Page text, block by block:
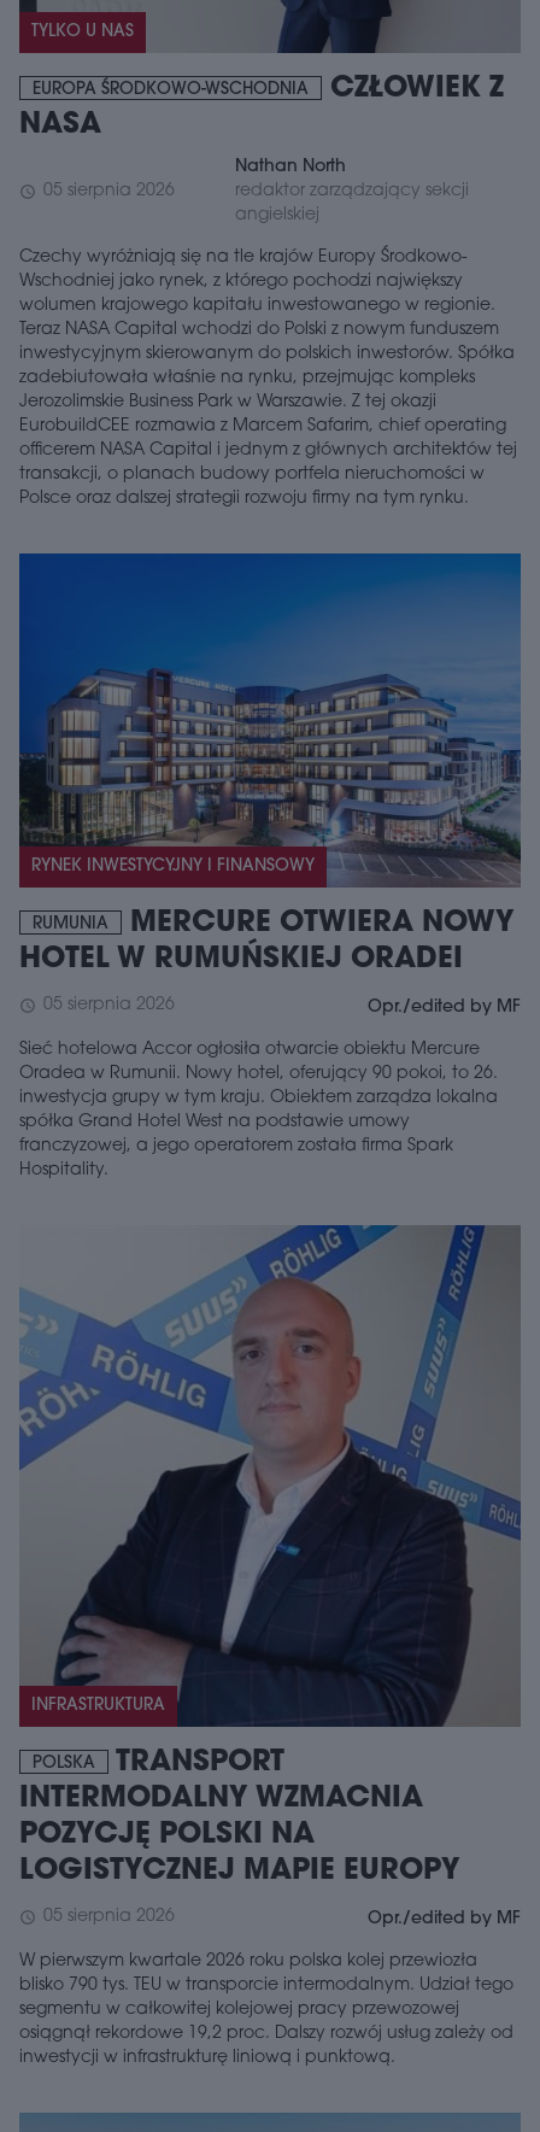
TYLKO U NAS
EUROPA ŚRODKOWO-WSCHODNIA
CZŁOWIEK Z
NASA
schedule 05 sierpnia 2026
Nathan North
redaktor zarządzający sekcji
angielskiej
Czechy wyróżniają się na tle krajów Europy Środkowo-
Wschodniej jako rynek, z którego pochodzi największy
wolumen krajowego kapitału inwestowanego w regionie.
Teraz NASA Capital wchodzi do Polski z nowym funduszem
inwestycyjnym skierowanym do polskich inwestorów. Spółka
zadebiutowała właśnie na rynku, przejmując kompleks
Jerozolimskie Business Park w Warszawie. Z tej okazji
EurobuildCEE rozmawia z Marcem Safarim, chief operating
officerem NASA Capital i jednym z głównych architektów tej
transakcji, o planach budowy portfela nieruchomości w
Polsce oraz dalszej strategii rozwoju firmy na tym rynku.
RYNEK INWESTYCYJNY I FINANSOWY
RUMUNIA
MERCURE OTWIERA NOWY
HOTEL W RUMUŃSKIEJ ORADEI
schedule 05 sierpnia 2026 Opr./edited by MF
Sieć hotelowa Accor ogłosiła otwarcie obiektu Mercure
Oradea w Rumunii. Nowy hotel, oferujący 90 pokoi, to 26.
inwestycja grupy w tym kraju. Obiektem zarządza lokalna
spółka Grand Hotel West na podstawie umowy
franczyzowej, a jego operatorem została firma Spark
Hospitality.
INFRASTRUKTURA
POLSKA
TRANSPORT
INTERMODALNY WZMACNIA
POZYCJĘ POLSKI NA
LOGISTYCZNEJ MAPIE EUROPY
schedule 05 sierpnia 2026 Opr./edited by MF
W pierwszym kwartale 2026 roku polska kolej przewiozła
blisko 790 tys. TEU w transporcie intermodalnym. Udział tego
segmentu w całkowitej kolejowej pracy przewozowej
osiągnął rekordowe 19,2 proc. Dalszy rozwój usług zależy od
inwestycji w infrastrukturę liniową i punktową.